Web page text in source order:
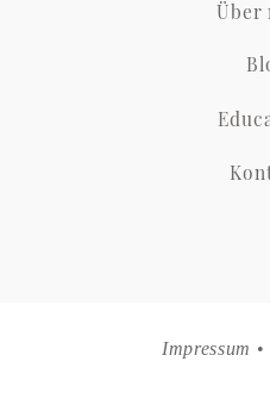
Über
Impressum •